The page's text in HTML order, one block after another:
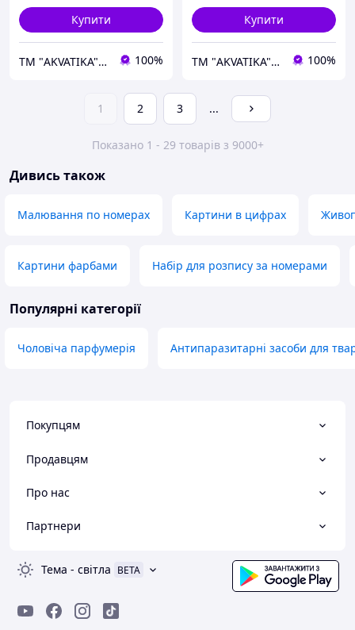
Купити
ТМ "AKVATIKA" интернет-магазин виробника 100%
Купити
ТМ "AKVATIKA" интернет-магазин виробника 100%
1 2 3 ...
Показано 1 - 29 товарів з 9000+
Дивись також
Малювання по номерах Картини в цифрах
Картини фарбами Набір для розпису за номерами
Популярні категорії
Чоловіча парфумерія Антипаразитарні засоби для
Покупцям
Продавцям
Про нас
Партнери
Тема - світла BETA